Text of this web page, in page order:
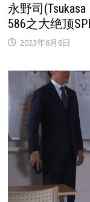
永野司
586之大绝顶
2023年6月6日